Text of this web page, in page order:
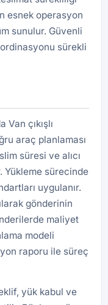
esnek operasyon
sunulur. Güvenli
sürekli
Van çıkışlı
araç planlaması
süresi ve alıcı
Yükleme sürecinde
uygulanır.
gönderinin
maliyet
modeli
raporu ile süreç
yük kabul ve